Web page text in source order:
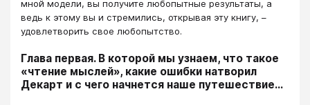
мной модели, вы получите любопытные результаты, а
ведь к этому вы и стремились, открывая эту книгу, –
удовлетворить свое любопытство.
Глава первая. В которой мы узнаем, что такое
«чтение мыслей», какие ошибки натворил
Декарт и с чего начнется наше путешествие…